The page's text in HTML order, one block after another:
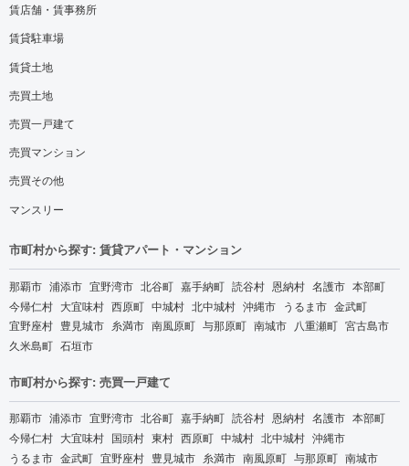
賃店舗・賃事務所
賃貸駐車場
賃貸土地
売買土地
売買一戸建て
売買マンション
売買その他
マンスリー
市町村から探す: 賃貸アパート・マンション
那覇市 浦添市 宜野湾市 北谷町 嘉手納町 読谷村 恩納村 名護市 本部町
今帰仁村 大宜味村 西原町 中城村 北中城村 沖縄市 うるま市 金武町
宜野座村 豊見城市 糸満市 南風原町 与那原町 南城市 八重瀬町 宮古島市
久米島町 石垣市
市町村から探す: 売買一戸建て
那覇市 浦添市 宜野湾市 北谷町 嘉手納町 読谷村 恩納村 名護市 本部町
今帰仁村 大宜味村 国頭村 東村 西原町 中城村 北中城村 沖縄市
うるま市 金武町 宜野座村 豊見城市 糸満市 南風原町 与那原町 南城市